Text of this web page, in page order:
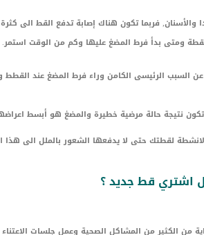
فربما تكون هناك إصابة تدفع القط الى
ومتى بدأ فرط المضغ عليها وكم من الوقت استمر.
السبب الرئيسى الكامن وراء فرط المضغ عند
نتيجة حالة مرضية خطيرة والمضغ هو أبسط
لقطتك حتى لا يدفعها الشعور بالملل الى هذا
اشتري قط جديد ؟
من الكثير من المشاكل الصحية وعمل جلسات الاعتناء